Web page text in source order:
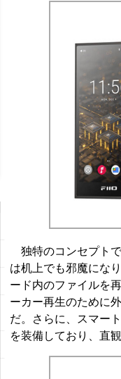
独特のコンセプト
は机上でも邪魔にな
ード内のファイルを
ーカー再生のために
だ。さらに、スマー
を装備しており、直